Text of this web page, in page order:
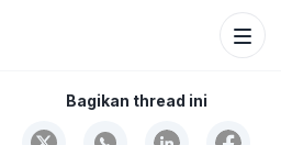
Search
Bagikan thread ini